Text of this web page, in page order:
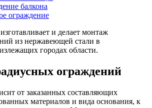
и делает монтаж
из нержавеющей стали в
городах области.
ограждений
от заказанных составляющих
материалов и вида основания, к